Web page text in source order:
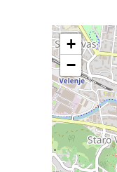
+
−